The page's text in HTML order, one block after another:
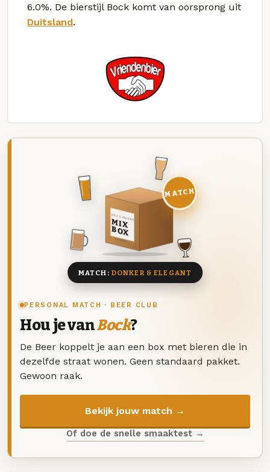
6.0%. De bierstijl Bock komt van oorsprong uit
Duitsland.
PERSONAL MATCH · BEER CLUB
Hou je vanBock?
De Beer koppelt je aan een box met bieren die in
dezelfde straat wonen. Geen standaard pakket.
Gewoon raak.
Bekijk jouw match →
Of doe de snelle smaaktest →
DEZE MAAND
MIX
BOX
8 BIEREN
MATCH
MATCH: DONKER & ELEGANT